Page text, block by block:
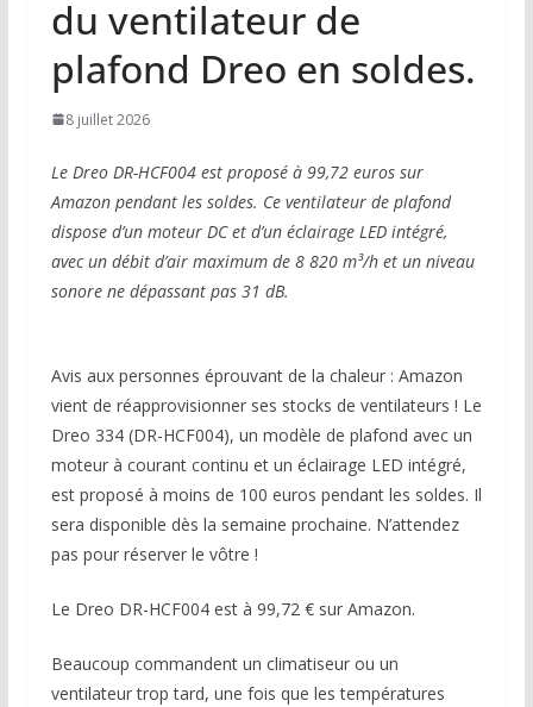
du ventilateur de
plafond Dreo en soldes.
8 juillet 2026
Le Dreo DR-HCF004 est proposé à 99,72 euros sur
Amazon pendant les soldes. Ce ventilateur de plafond
dispose d’un moteur DC et d’un éclairage LED intégré,
avec un débit d’air maximum de 8 820 m³/h et un niveau
sonore ne dépassant pas 31 dB.
Avis aux personnes éprouvant de la chaleur : Amazon
vient de réapprovisionner ses stocks de ventilateurs ! Le
Dreo 334 (DR-HCF004), un modèle de plafond avec un
moteur à courant continu et un éclairage LED intégré,
est proposé à moins de 100 euros pendant les soldes. Il
sera disponible dès la semaine prochaine. N’attendez
pas pour réserver le vôtre !
Le Dreo DR-HCF004 est à 99,72 € sur Amazon.
Beaucoup commandent un climatiseur ou un
ventilateur trop tard, une fois que les températures